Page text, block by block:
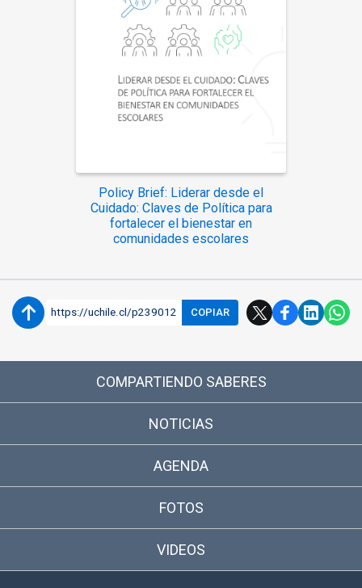
Policy Brief: Liderar desde el
Cuidado: Claves de Política para
fortalecer el bienestar en
comunidades escolares
https://uchile.cl/p239012 COPIAR
COMPARTIENDO SABERES
NOTICIAS
AGENDA
FOTOS
VIDEOS